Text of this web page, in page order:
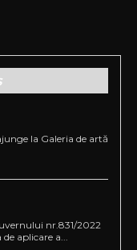
la Galeria de artă
nr.831/2022
aplicare a...